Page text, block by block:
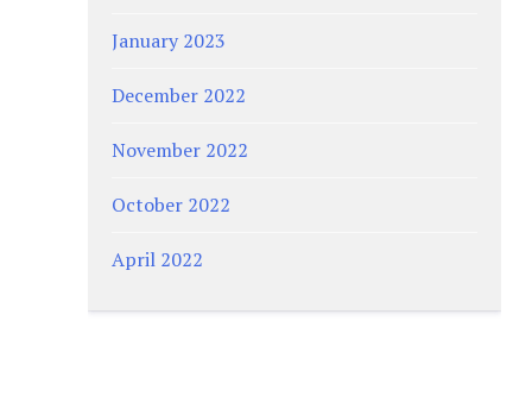
January 2023
December 2022
November 2022
October 2022
April 2022